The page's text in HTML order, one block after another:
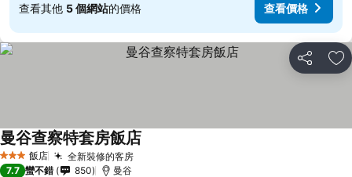
查看其他 5 個網站的價格 查看價格
分享 加
3 星級 飯店 全新裝修的客房
曼谷查察特套房飯店
7.7 蠻不錯 850 曼谷